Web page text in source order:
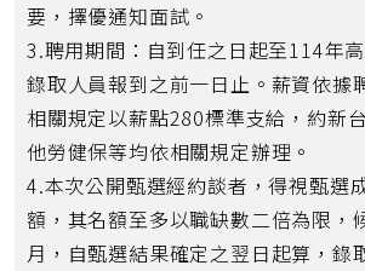
要，擇優通知面試。
3.聘用期間：自到任之日起至114年
錄取人員報到之前一日止。薪資依據
相關規定以薪點280標準支給，約新
他勞健保等均依相關規定辦理。
4.本次公開甄選經約談者，得視甄選
額，其名額至多以職缺數二倍為限，
月，自甄選結果確定之翌日起算，錄